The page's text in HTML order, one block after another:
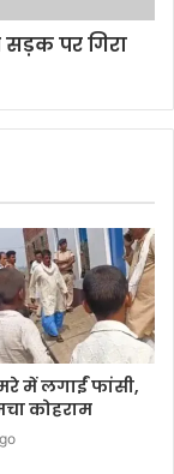
पर गिरा
में लगाईं फांसी,
कोहराम